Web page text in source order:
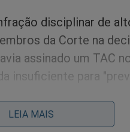
disciplinar de
da Corte na
assinado um TAC
insuficiente para
responsável pelos
LEIA MAIS